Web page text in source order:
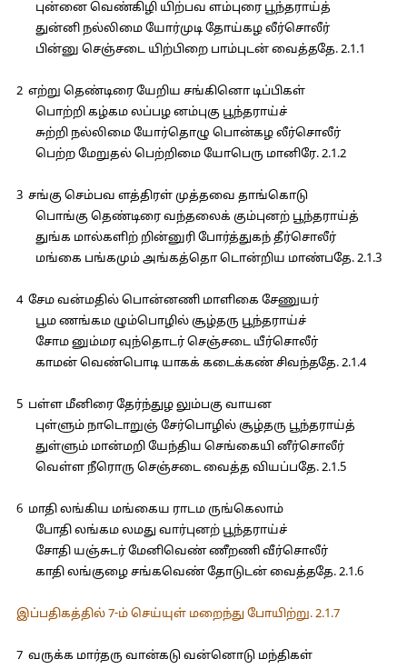
புன்னை வெண்கிழி யிற்பவ ளம்புரை பூந்தராய்த்
துன்னி நல்லிமை யோர்முடி தோய்கழ லீர்சொலீர்
பின்னு செஞ்சடை யிற்பிறை பாம்புடன் வைத்ததே. 2.1.1
2 எற்று தெண்டிரை யேறிய சங்கினொ டிப்பிகள்
பொற்றி கழ்கம லப்பழ னம்புகு பூந்தராய்ச்
சுற்றி நல்லிமை யோர்தொழு பொன்கழ லீர்சொலீர்
பெற்ற மேறுதல் பெற்றிமை யோபெரு மானிரே. 2.1.2
3 சங்கு செம்பவ ளத்திரள் முத்தவை தாங்கொடு
பொங்கு தெண்டிரை வந்தலைக் கும்புனற் பூந்தராய்த்
துங்க மால்களிற் றின்னுரி போர்த்துகந் தீர்சொலீர்
மங்கை பங்கமும் அங்கத்தொ டொன்றிய மாண்பதே. 2.1.3
4 சேம வன்மதில் பொன்னணி மாளிகை சேணுயர்
பூம ணங்கம ழும்பொழில் சூழ்தரு பூந்தராய்ச்
சோம னும்மர வுந்தொடர் செஞ்சடை யீர்சொலீர்
காமன் வெண்பொடி யாகக் கடைக்கண் சிவந்ததே. 2.1.4
5 பள்ள மீனிரை தேர்ந்துழ லும்பகு வாயன
புள்ளும் நாடொறுஞ் சேர்பொழில் சூழ்தரு பூந்தராய்த்
துள்ளும் மான்மறி யேந்திய செங்கையி னீர்சொலீர்
வெள்ள நீரொரு செஞ்சடை வைத்த வியப்பதே. 2.1.5
6 மாதி லங்கிய மங்கைய ராடம ருங்கெலாம்
போதி லங்கம லமது வார்புனற் பூந்தராய்ச்
சோதி யஞ்சுடர் மேனிவெண் ணீறணி வீர்சொலீர்
காதி லங்குழை சங்கவெண் தோடுடன் வைத்ததே. 2.1.6
இப்பதிகத்தில் 7-ம் செய்யுள் மறைந்து போயிற்று. 2.1.7
7 வருக்க மார்தரு வான்கடு வன்னொடு மந்திகள்